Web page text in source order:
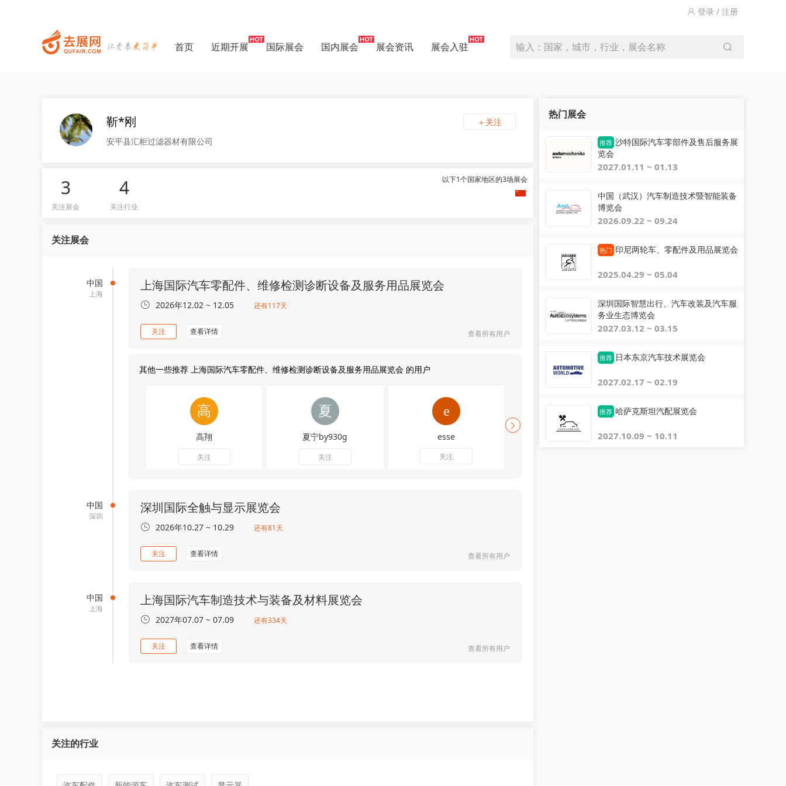
登录 / 注册
首页 近期开展 国际展会 国内展会 展会资讯 展会入驻 输入：国家，城市，行业，展会名称
靳*刚
＋关注
安平县汇柜过滤器材有限公司
3
关注展会
4
关注行业
以下1个国家地区的3场展会
关注展会
中国
上海
上海国际汽车零配件、维修检测诊断设备及服务用品展览会
2026年12.02 ~ 12.05 还有117天
关注 查看详情 查看所有用户
其他一些推荐 上海国际汽车零配件、维修检测诊断设备及服务用品展览会 的用户
高翔
关注
夏宁by930g
关注
esse
关注
中国
深圳
深圳国际全触与显示展览会
2026年10.27 ~ 10.29 还有81天
关注 查看详情 查看所有用户
中国
上海
上海国际汽车制造技术与装备及材料展览会
2027年07.07 ~ 07.09 还有334天
关注 查看详情 查看所有用户
关注的行业
热门展会
推荐 沙特国际汽车零部件及售后服务展
览会
2027.01.11 ~ 01.13
中国（武汉）汽车制造技术暨智能装备
博览会
2026.09.22 ~ 09.24
热门 印尼两轮车、零配件及用品展览会
2025.04.29 ~ 05.04
深圳国际智慧出行、汽车改装及汽车服
务业生态博览会
2027.03.12 ~ 03.15
推荐 日本东京汽车技术展览会
2027.02.17 ~ 02.19
推荐 哈萨克斯坦汽配展览会
2027.10.09 ~ 10.11